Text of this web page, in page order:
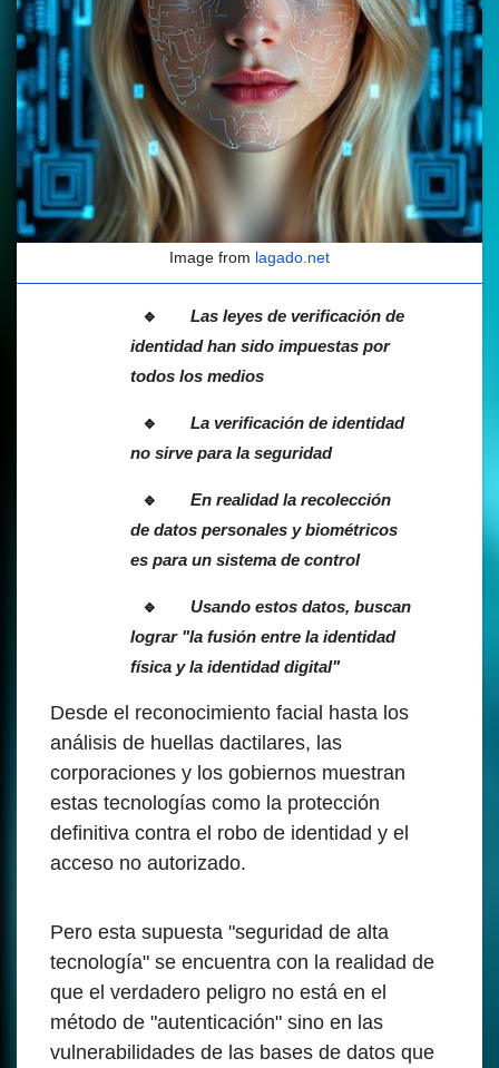
Image from lagado.net
Las leyes de verificación de
identidad han sido impuestas por
todos los medios
La verificación de identidad
no sirve para la seguridad
En realidad la recolección
de datos personales y biométricos
es para un sistema de control
Usando estos datos, buscan
lograr "la fusión entre la identidad
física y la identidad digital"
Desde el reconocimiento facial hasta los
análisis de huellas dactilares, las
corporaciones y los gobiernos muestran
estas tecnologías como la protección
definitiva contra el robo de identidad y el
acceso no autorizado.
Pero esta supuesta "seguridad de alta
tecnología" se encuentra con la realidad de
que el verdadero peligro no está en el
método de "autenticación" sino en las
vulnerabilidades de las bases de datos que